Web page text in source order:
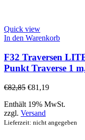
Quick view
In den Warenkorb
F32 Traversen
Punkt Traverse 1
€82,85 €81,19
Enthält 19% MwSt.
zzgl. Versand
Lieferzeit: nicht angegeben